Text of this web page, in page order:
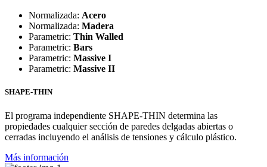
Normalizada: Acero
Normalizada: Madera
Parametric: Thin Walled
Parametric: Bars
Parametric: Massive I
Parametric: Massive II
SHAPE-THIN
El programa independiente SHAPE-THIN determina las
propiedades cualquier sección de paredes delgadas abiertas o
cerradas incluyendo el análisis de tensiones y cálculo plástico.
Más información